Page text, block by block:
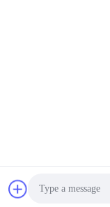
cấp. 2018-2026
TECHNOLOGY